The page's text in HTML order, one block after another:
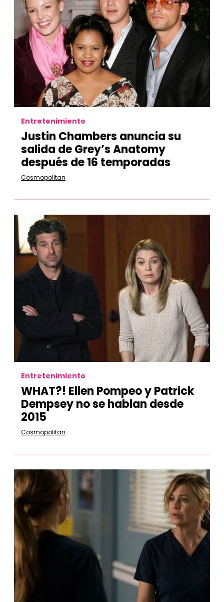
Entretenimiento
Justin Chambers anuncia su
salida de Grey’s Anatomy
después de 16 temporadas
Cosmopolitan
Entretenimiento
WHAT?! Ellen Pompeo y Patrick
Dempsey no se hablan desde
2015
Cosmopolitan